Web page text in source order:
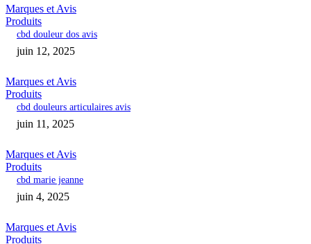
Marques et Avis
Produits
cbd douleur dos avis
juin 12, 2025
Marques et Avis
Produits
cbd douleurs articulaires avis
juin 11, 2025
Marques et Avis
Produits
cbd marie jeanne
juin 4, 2025
Marques et Avis
Produits